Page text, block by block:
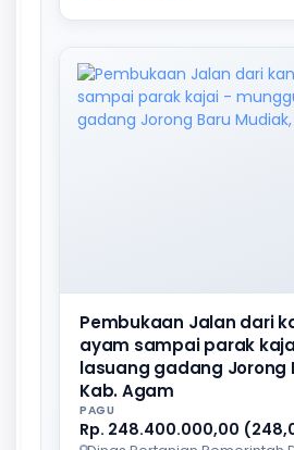
Pembukaan Jalan dari
ayam sampai parak
lasuang gadang Jorong
Kab. Agam
PAGU
Rp. 248.400.000,00